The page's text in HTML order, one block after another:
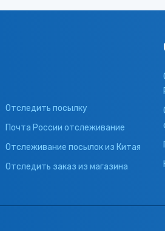
Отследить посылку
Почта России отслеживание
Отслеживание посылок из Китая
Отследить заказ из магазина